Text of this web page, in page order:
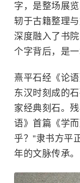
字，是整场展
轫于古籍整理
深度融入了书
个字背后，是
熹平石经《论
东汉时刻成的
家经典刻石。
语》首篇《学
乎？”隶书方平
年的文脉传承。